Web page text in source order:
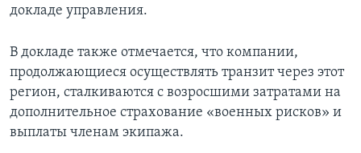
докладе управления.
В докладе также отмечается, что компании,
продолжающиеся осуществлять транзит через этот
регион, сталкиваются с возросшими затратами на
дополнительное страхование «военных рисков» и
выплаты членам экипажа.